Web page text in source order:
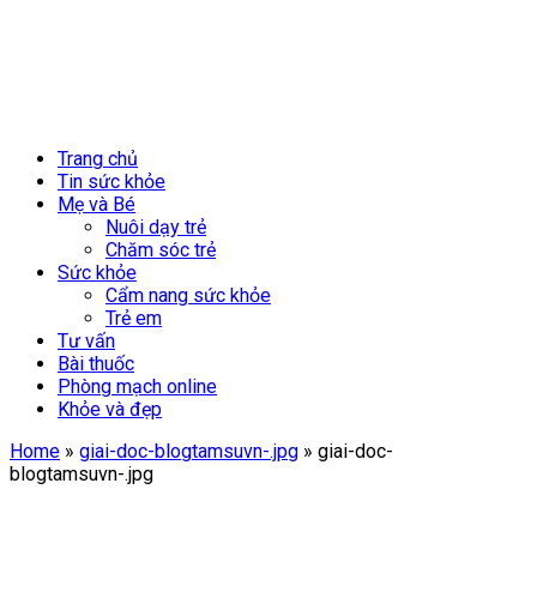
Trang chủ
Tin sức khỏe
Mẹ và Bé
Nuôi dạy trẻ
Chăm sóc trẻ
Sức khỏe
Cẩm nang sức khỏe
Trẻ em
Tư vấn
Bài thuốc
Phòng mạch online
Khỏe và đẹp
Home » giai-doc-blogtamsuvn-.jpg » giai-doc-
blogtamsuvn-.jpg